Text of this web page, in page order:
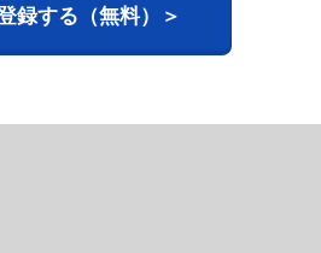
録する（無料）＞